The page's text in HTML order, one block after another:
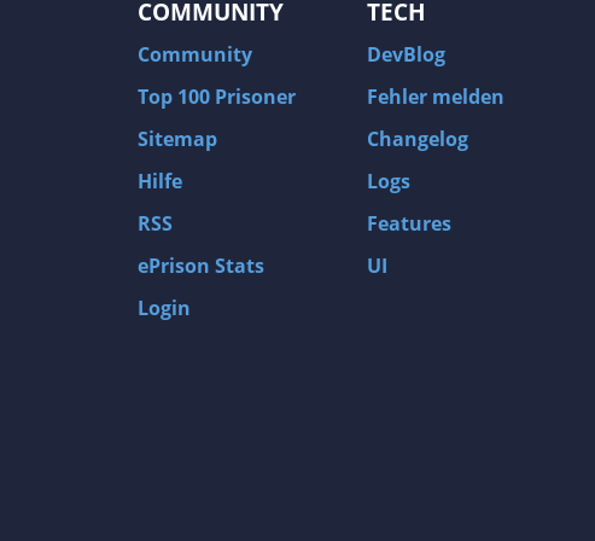
COMMUNITY
Community
Top 100 Prisoner
Sitemap
Hilfe
RSS
ePrison Stats
Login
TECH
DevBlog
Fehler melden
Changelog
Logs
Features
UI